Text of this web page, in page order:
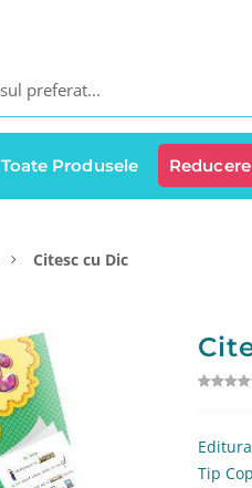
Toate Produsele
Citesc cu Dic
Editura
Tip